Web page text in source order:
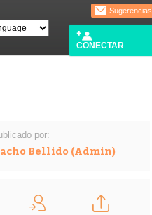
Sugerencias
CONECTAR
por:
Bellido (Admin)